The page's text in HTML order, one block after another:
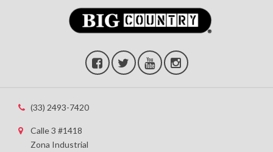
(33) 2493-7420
Calle 3 #1418
Zona Industrial